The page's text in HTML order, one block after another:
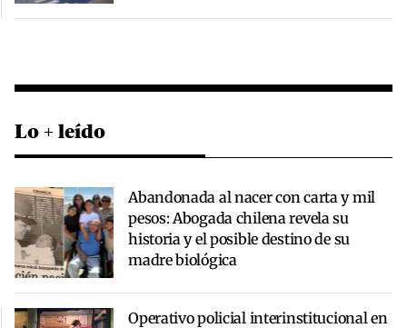
Lo + leído
Abandonada al nacer con carta y mil
pesos: Abogada chilena revela su
historia y el posible destino de su
madre biológica
Operativo policial interinstitucional en